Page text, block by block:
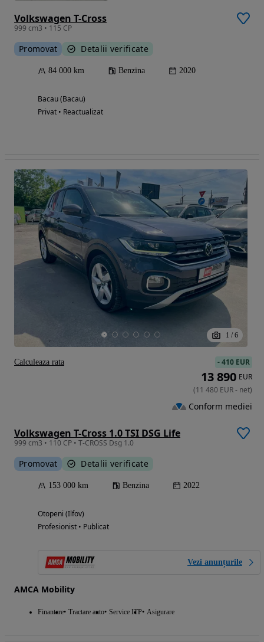
Volkswagen T-Cross
999 cm3 • 115 CP
Promovat Detalii verificate
84 000 km Benzina 2020
Bacau (Bacau)
Privat • Reactualizat
1 / 6
Volkswagen T-Cross 1.0 TSI DSG Life
999 cm3 • 110 CP • T-CROSS Dsg 1.0
Promovat Detalii verificate
153 000 km Benzina 2022
Otopeni (Ilfov)
Profesionist • Publicat
Vezi anunțurile
AMCA Mobility
Finantare Tractare auto Service ITP Asigurare
-410 EUR
13 890 EUR
(11 480 EUR- net)
Conform mediei
Calculeaza rata